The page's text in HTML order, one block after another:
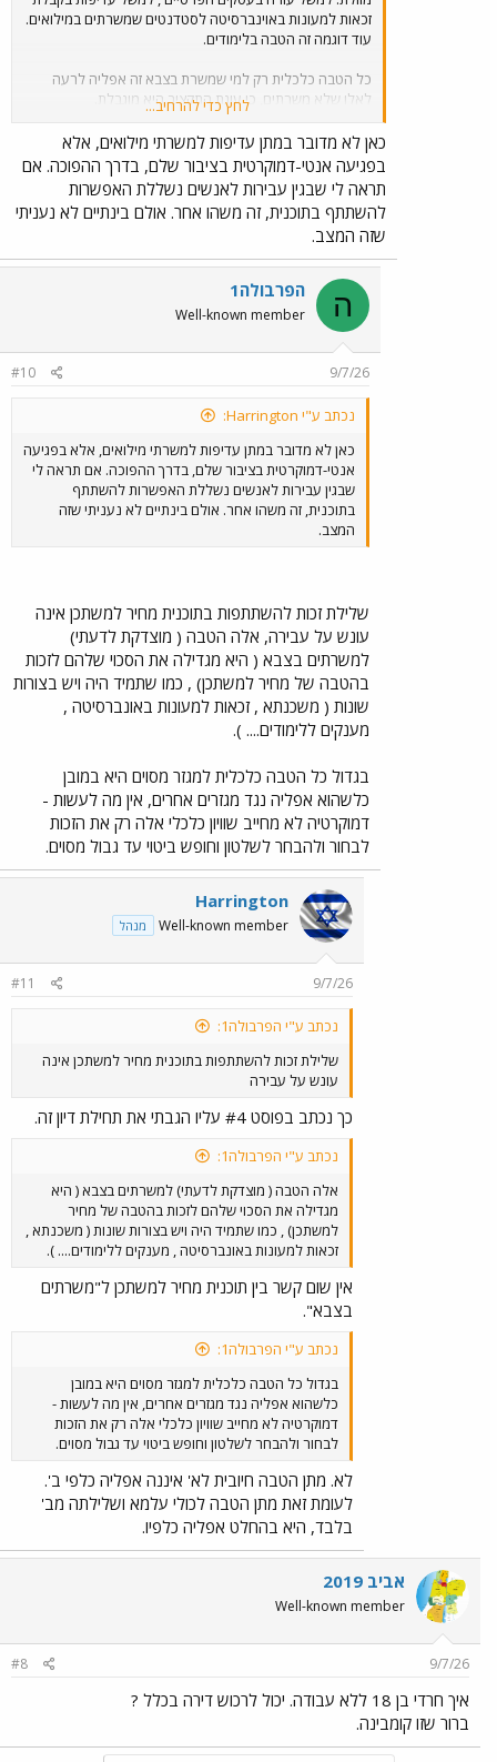
זכאות למעונות באוינברסיטה לסטדנטים שמשרתים במילואים.
עוד דוגמה זה הטבה בלימודים.
כל הטבה כלכלית רק למי שמשרת בצבא זה אפליה לרעה
לאלו שלא משרתים, כי עוגת התקציב היא מוגבלת.
הטבות לימודים למשרתי ומשרתות מילואים - האגף לחיילים משוחררים ומילואים
הכירו את ההטבות והזכויות בתחום הלימודים למשרתי ומשרתות
מילואים פעילים: מלגות, מכינות קדם אקדמיות, לימודי תואר
ראשון, קורסים מקצועיים ולימודי הנדסאים. לפרטים נוספים
היכנסו עכשיו
לחץ כדי להרחיב...
כאן לא מדובר במתן עדיפות למשרתי מילואים, אלא
בפגיעה אנטי-דמוקרטית בציבור שלם, בדרך ההפוכה. אם
תראה לי שבגין עבירות לאנשים נשללת האפשרות
להשתתף בתוכנית, זה משהו אחר. אולם בינתיים לא נעניתי
שזה המצב.
ה הפרבולה1
Well-known member
9/7/26
#10
נכתב ע"י Harrington:
כאן לא מדובר במתן עדיפות למשרתי מילואים, אלא בפגיעה
אנטי-דמוקרטית בציבור שלם, בדרך ההפוכה. אם תראה לי
שבגין עבירות לאנשים נשללת האפשרות להשתתף
בתוכנית, זה משהו אחר. אולם בינתיים לא נעניתי שזה
המצב.
שלילת זכות להשתתפות בתוכנית מחיר למשתכן אינה
עונש על עבירה, אלה הטבה ( מוצדקת לדעתי)
למשרתים בצבא ( היא מגדילה את הסכוי שלהם לזכות
בהטבה של מחיר למשתכן) , כמו שתמיד היה ויש בצורות
שונות ( משכנתא , זכאות למעונות באונברסיטה ,
מענקים ללימודים.... ).
בגדול כל הטבה כלכלית למגזר מסוים היא במובן
כלשהוא אפליה נגד מגזרים אחרים, אין מה לעשות -
דמוקרטיה לא מחייב שוויון כלכלי אלה רק את הזכות
לבחור ולהבחר לשלטון וחופש ביטוי עד גבול מסוים.
Harrington
Well-known member מנהל
9/7/26
#11
נכתב ע"י הפרבולה1:
שלילת זכות להשתתפות בתוכנית מחיר למשתכן אינה
עונש על עבירה
כך נכתב בפוסט #4 עליו הגבתי את תחילת דיון זה.
נכתב ע"י הפרבולה1:
אלה הטבה ( מוצדקת לדעתי) למשרתים בצבא ( היא
מגדילה את הסכוי שלהם לזכות בהטבה של מחיר
למשתכן) , כמו שתמיד היה ויש בצורות שונות ( משכנתא ,
זכאות למעונות באונברסיטה , מענקים ללימודים.... ).
אין שום קשר בין תוכנית מחיר למשתכן ל"משרתים
בצבא".
נכתב ע"י הפרבולה1:
בגדול כל הטבה כלכלית למגזר מסוים היא במובן
כלשהוא אפליה נגד מגזרים אחרים, אין מה לעשות -
דמוקרטיה לא מחייב שוויון כלכלי אלה רק את הזכות
לבחור ולהבחר לשלטון וחופש ביטוי עד גבול מסוים.
לא. מתן הטבה חיובית לא' איננה אפליה כלפי ב'.
לעומת זאת מתן הטבה לכולי עלמא ושלילתה מב'
בלבד, היא בהחלט אפליה כלפיו.
אביב 2019
Well-known member
9/7/26
#8
איך חרדי בן 18 ללא עבודה. יכול לרכוש דירה בכלל ?
ברור שזו קומבינה.